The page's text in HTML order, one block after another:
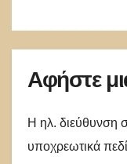
Αφήστε
Η ηλ. διεύθυνση
υποχρεωτικά